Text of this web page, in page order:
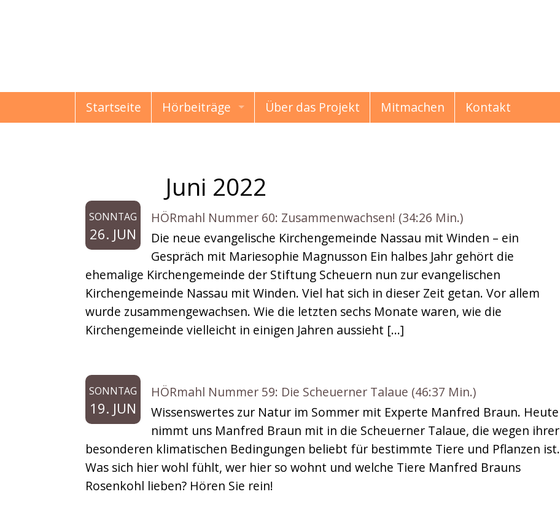
Startseite
Hörbeiträge
Damals & Heute
Erzählungen & Geschichten
Kindermund
Musikbox
Sonderfolgen
Über das Projekt Mitmachen Kontakt
Juni 2022
SONNTAG
26. JUN
HÖRmahl Nummer 60: Zusammenwachsen! (34:26 Min.)
Die neue evangelische Kirchengemeinde Nassau mit Winden – ein
Gespräch mit Mariesophie Magnusson Ein halbes Jahr gehört die
ehemalige Kirchengemeinde der Stiftung Scheuern nun zur evangelischen
Kirchengemeinde Nassau mit Winden. Viel hat sich in dieser Zeit getan. Vor allem
wurde zusammengewachsen. Wie die letzten sechs Monate waren, wie die
Kirchengemeinde vielleicht in einigen Jahren aussieht […]
SONNTAG
19. JUN
HÖRmahl Nummer 59: Die Scheuerner Talaue (46:37 Min.)
Wissenswertes zur Natur im Sommer mit Experte Manfred Braun. Heute
nimmt uns Manfred Braun mit in die Scheuerner Talaue, die wegen ihrer
besonderen klimatischen Bedingungen beliebt für bestimmte Tiere und Pflanzen ist.
Was sich hier wohl fühlt, wer hier so wohnt und welche Tiere Manfred Brauns
Rosenkohl lieben? Hören Sie rein!